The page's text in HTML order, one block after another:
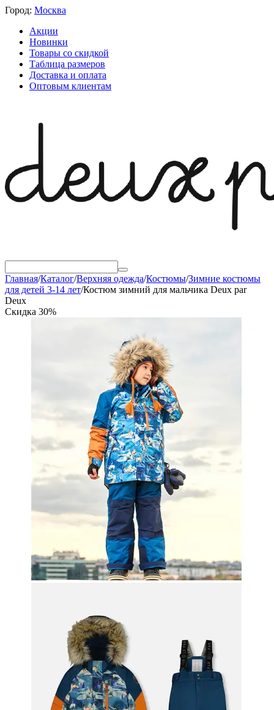
Город: Москва
Акции
Новинки
Товары со скидкой
Таблица размеров
Доставка и оплата
Оптовым клиентам
Главная/Каталог/Верхняя одежда/Костюмы/Зимние костюмы
для детей 3-14 лет/Костюм зимний для мальчика Deux par
Deux
Скидка 30%